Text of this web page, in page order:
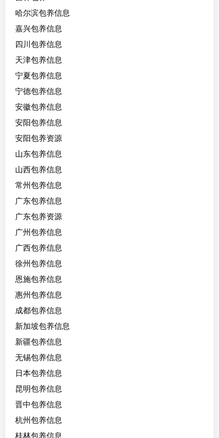
哈尔滨包养信息
嘉兴包养信息
四川包养信息
天津包养信息
宁夏包养信息
宁德包养信息
安徽包养信息
安阳包养信息
安阳包养资源
山东包养信息
山西包养信息
常州包养信息
广东包养信息
广东包养资源
广州包养信息
广西包养信息
徐州包养信息
恩施包养信息
惠州包养信息
成都包养信息
新加坡包养信息
新疆包养信息
无锡包养信息
日本包养信息
昆明包养信息
晋中包养信息
杭州包养信息
桂林包养信息